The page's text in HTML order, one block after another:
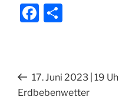
F
e
b
n
Vorheriger
Beitrag
17. Juni 2023 | 19
Erdbebenwetter